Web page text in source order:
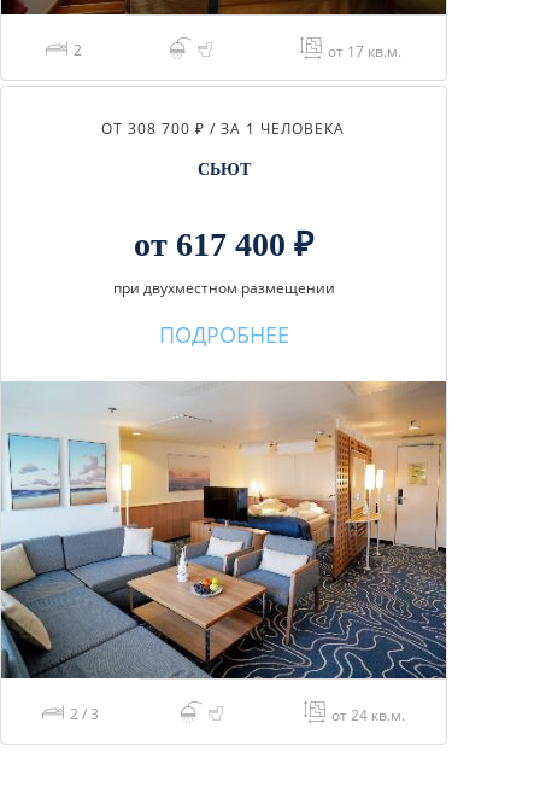
2 от 17 кв.м.
ОТ 308 700 ₽ / ЗА 1 ЧЕЛОВЕКА
СЬЮТ
от 617 400 ₽
при двухместном размещении
ПОДРОБНЕЕ
2 / 3 от 24 кв.м.